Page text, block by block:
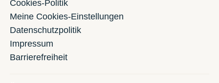
Cookies-Politik
Meine Cookies-Einstellungen
Datenschutzpolitik
Impressum
Barrierefreiheit